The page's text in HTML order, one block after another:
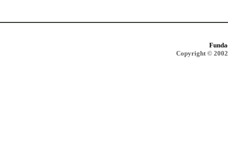
Copyright ©